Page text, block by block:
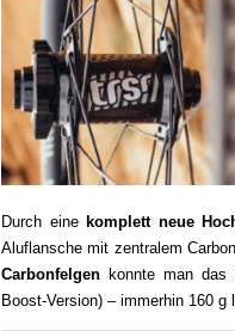
Durch eine komplett neue
Aluflansche mit zentralem
Carbonfelgen konnte man das
Boost-Version) – immerhin 160